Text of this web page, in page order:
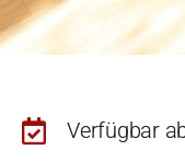
Verfügbar